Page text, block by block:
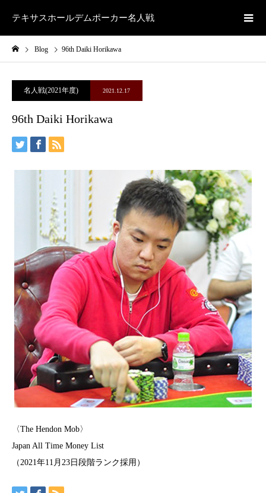
テキサスホールデムポーカー名人戦
Blog 96th Daiki Horikawa
名人戦(2021年度) 2021.12.17
96th Daiki Horikawa
〈The Hendon Mob〉
Japan All Time Money List
（2021年11月23日段階ランク採用）